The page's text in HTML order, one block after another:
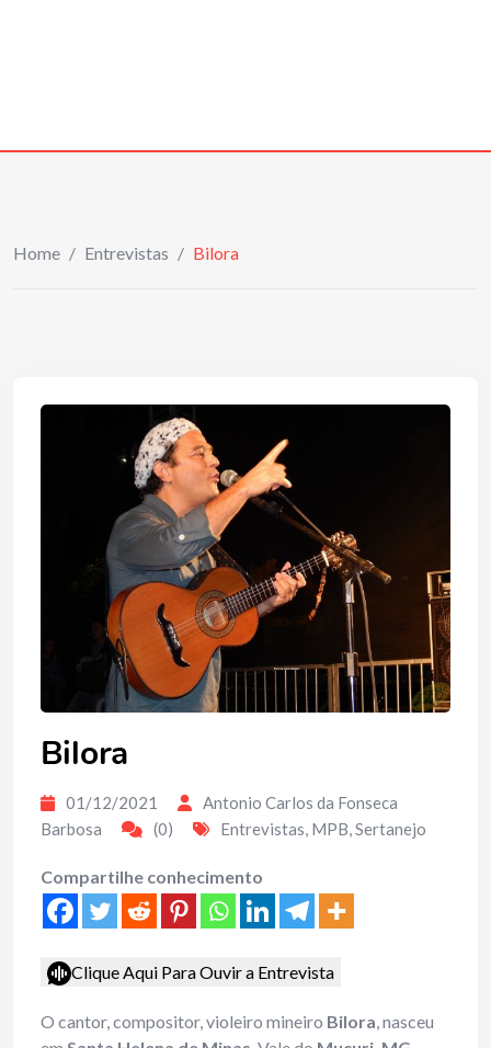
Home / Entrevistas / Bilora
Bilora
01/12/2021
Antonio Carlos da Fonseca
Barbosa
(0) Entrevistas MPB Sertanejo
Compartilhe conhecimento
Clique Aqui Para Ouvir a Entrevista
O cantor, compositor, violeiro mineiro Bilora, nasceu